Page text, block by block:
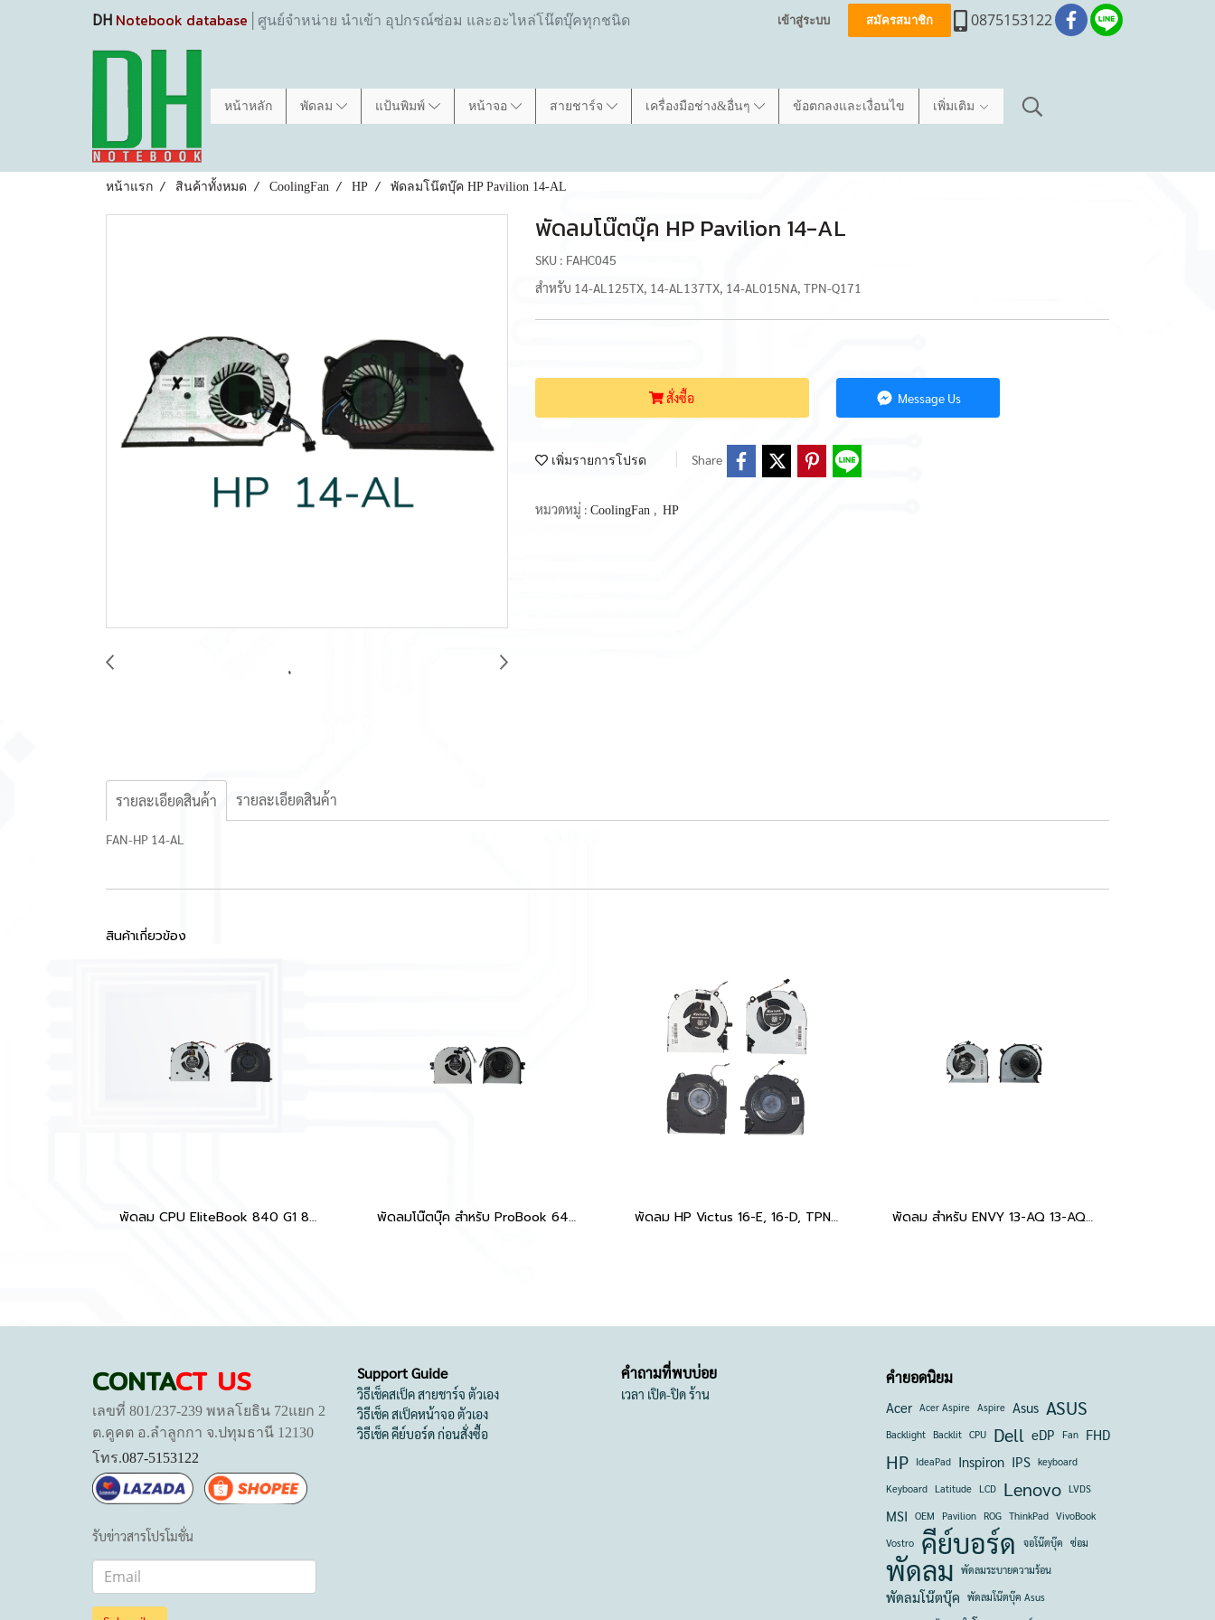
DH Notebook database │ศูนย์จำหน่าย นำเข้า อุปกรณ์ซ่อม และอะไหล่โน๊ตบุ๊คทุกชนิด เข้าสู่ระบบ สมัครสมาชิก 0875153122
หน้าหลัก พัดลม แป้นพิมพ์ หน้าจอ สายชาร์จ เครื่องมือช่าง&อื่นๆ ข้อตกลงและเงื่อนไข เพิ่มเติม
หน้าแรก สินค้าทั้งหมด CoolingFan HP พัดลมโน๊ตบุ๊ค HP Pavilion 14-AL
พัดลมโน๊ตบุ๊ค HP Pavilion 14-AL
SKU : FAHC045
สำหรับ 14-AL125TX, 14-AL137TX, 14-AL015NA, TPN-Q171
สั่งซื้อ Message Us
เพิ่มรายการโปรด Share
หมวดหมู่ : CoolingFan HP
รายละเอียดสินค้า รายละเอียดสินค้า
FAN-HP 14-AL
สินค้าเกี่ยวข้อง
พัดลม CPU EliteBook 840 G1 840 G2 850 G1 850 G2 ZBook 14 G1 G2 5V 4-Pin 730792-001 พัดลมโน๊ตบุ๊ค สำหรับ ProBook 640 G2, 645 G2 5V 4 PIN พัดลม HP Victus 16-E, 16-D, TPN-Q263, TPN-Q264 (XRF75C08-20L21C+XRF75C08-20L22C) อะไหล่ OEM คุณภาพสูง CPU+GPU 80W M75725-001 M75727-001 DH NOTEBOOK พัดลม สำหรับ ENVY 13-AQ 13-AQ0000 13-AQ1000 CPU Fan 5V 0.5A 4 PIN L52873-001 XRDF541105FCOT
CONTACT US
เลขที่ 801/237-239 พหลโยธิน 72แยก 2
ต.คูคต อ.ลำลูกกา จ.ปทุมธานี 12130
โทร.087-5153122
รับข่าวสารโปรโมชั่น
Support Guide
วิธีเช็คสเป็ค สายชาร์จ ตัวเอง
วิธีเช็ค สเป็คหน้าจอ ตัวเอง
วิธีเช็ค คีย์บอร์ด ก่อนสั่งซื้อ
คำถามที่พบบ่อย
เวลา เปิด-ปิด ร้าน
คำยอดนิยม
Acer Acer Aspire Aspire Asus ASUS
Backlight Backlit CPU Dell eDP Fan FHD
HP IdeaPad Inspiron IPS keyboard
Keyboard Latitude LCD Lenovo LVDS
MSI OEM Pavilion ROG ThinkPad VivoBook
Vostro
คีย์บอร์ด จอโน๊ตบุ๊ค ซ่อม
พัดลม พัดลมระบายความร้อน
พัดลมโน๊ตบุ๊ค พัดลมโน๊ตบุ๊ค Asus